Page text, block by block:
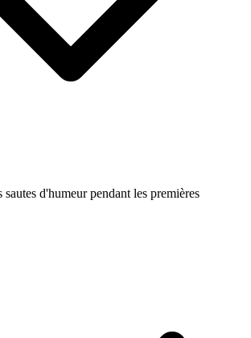
d'humeur pendant les premières